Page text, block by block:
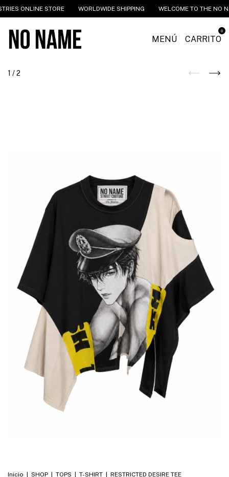
STORE WORLDWIDE SHIPPING WELCOME TO THE NO NAME
MENÚ CARRITO
0
1 /2
Inicio | SHOP | TOPS | T-SHIRT | RESTRICTED DESIRE TEE